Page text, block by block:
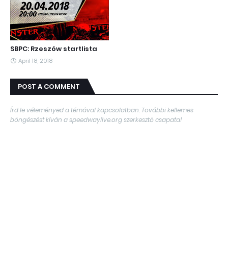
SBPC: Rzeszów startlista
April 18, 2018
POST A COMMENT
Írd le véleményed a témával kapcsolatban. További kellemes
böngészést kíván a speedwaylive.org szerkesztő csapata!